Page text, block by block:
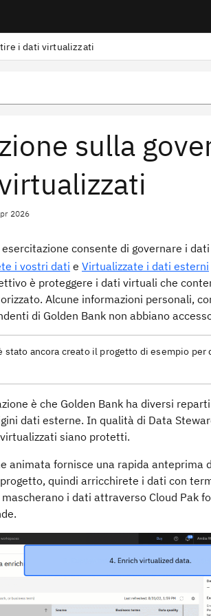
i dati virtualizzati
sulla
2026
esercitazione consente di governare i
i vostri dati e Virtualizzate i dati esterni
è proteggere i dati virtuali che
Alcune informazioni personali,
di Golden Bank non abbiano
stato ancora creato il progetto di esempio
è che Golden Bank ha diversi
dati esterne. In qualità di Data
siano protetti.
animata fornisce una rapida
quindi arricchirete i dati con
i dati attraverso Cloud Pak